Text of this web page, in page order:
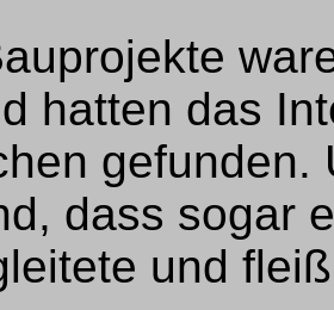
hatten das
gefunden.
dass sogar
und